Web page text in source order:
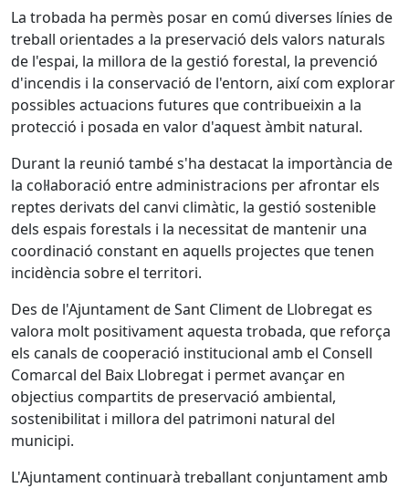
La trobada ha permès posar en comú diverses línies de
treball orientades a la preservació dels valors naturals
de l'espai, la millora de la gestió forestal, la prevenció
d'incendis i la conservació de l'entorn, així com explorar
possibles actuacions futures que contribueixin a la
protecció i posada en valor d'aquest àmbit natural.
Durant la reunió també s'ha destacat la importància de
la col·laboració entre administracions per afrontar els
reptes derivats del canvi climàtic, la gestió sostenible
dels espais forestals i la necessitat de mantenir una
coordinació constant en aquells projectes que tenen
incidència sobre el territori.
Des de l'Ajuntament de Sant Climent de Llobregat es
valora molt positivament aquesta trobada, que reforça
els canals de cooperació institucional amb el Consell
Comarcal del Baix Llobregat i permet avançar en
objectius compartits de preservació ambiental,
sostenibilitat i millora del patrimoni natural del
municipi.
L'Ajuntament continuarà treballant conjuntament amb